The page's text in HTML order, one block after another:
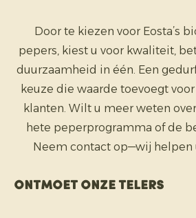
Door te kiezen voor Eosta’s
pepers, kiest u voor kwaliteit,
duurzaamheid in één. Een
keuze die waarde toevoegt
klanten. Wilt u meer weten
hete peperprogramma of de
Neem contact op—wij helpen
Ontmoet onze telers